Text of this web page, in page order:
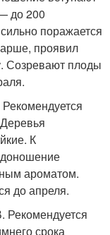
до 200
поражается
проявил
Созревают плоды
К
ароматом.
до апреля.
срока